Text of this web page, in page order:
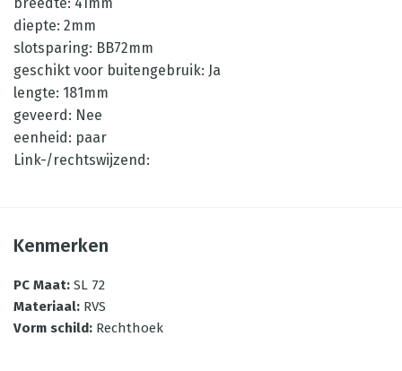
diepte: 2mm
slotsparing: BB72mm
geschikt voor buitengebruik: Ja
lengte: 181mm
geveerd: Nee
eenheid: paar
Link-/rechtswijzend:
Kenmerken
PC Maat: SL 72
Materiaal: RVS
Vorm schild: Rechthoek